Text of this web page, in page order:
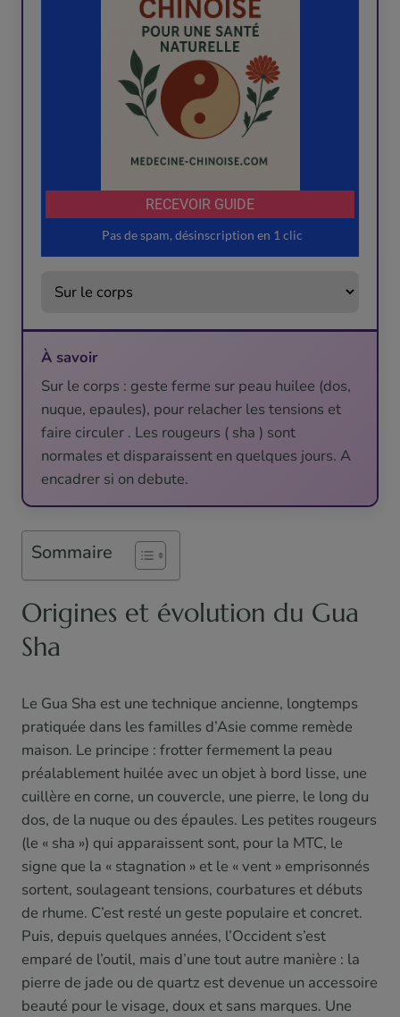
À savoir
Sur le corps : geste ferme sur peau huilee (dos,
nuque, epaules), pour relacher les tensions et
faire circuler . Les rougeurs ( sha ) sont
normales et disparaissent en quelques jours. A
encadrer si on debute.
Sommaire
Origines et évolution du Gua
Sha
Le Gua Sha est une technique ancienne, longtemps
pratiquée dans les familles d’Asie comme remède
maison. Le principe : frotter fermement la peau
préalablement huilée avec un objet à bord lisse, une
cuillère en corne, un couvercle, une pierre, le long du
dos, de la nuque ou des épaules. Les petites rougeurs
(le « sha ») qui apparaissent sont, pour la MTC, le
signe que la « stagnation » et le « vent » emprisonnés
sortent, soulageant tensions, courbatures et débuts
de rhume. C’est resté un geste populaire et concret.
Puis, depuis quelques années, l’Occident s’est
emparé de l’outil, mais d’une tout autre manière : la
pierre de jade ou de quartz est devenue un accessoire
beauté pour le visage, doux et sans marques. Une